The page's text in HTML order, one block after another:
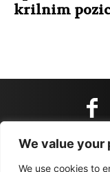
We value your
We use cookies to
krilnim